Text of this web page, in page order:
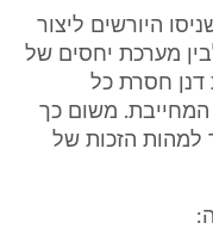
היורשים ליצור
מערכת יחסים של
דנן חסרת כל
משום כך
למהות הזכות של